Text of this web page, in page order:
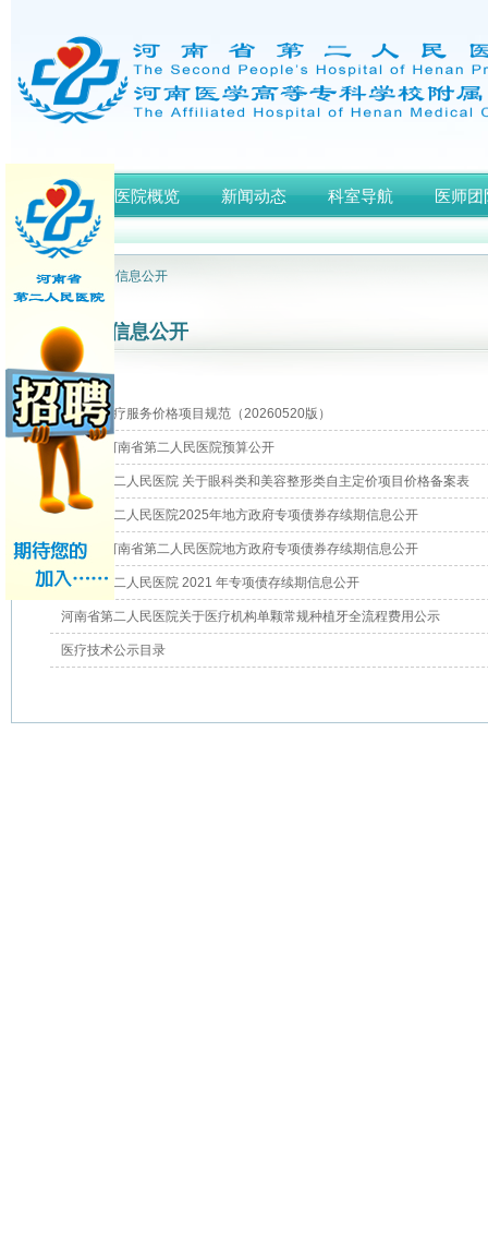
首页 医院概览 新闻动态 科室导航 医师团
网站首页 > 信息公开
信息公开
河南省医疗服务价格项目规范（20260520版）
2026年河南省第二人民医院预算公开
河南省第二人民医院 关于眼科类和美容整形类自主定价项目价格备案表
河南省第二人民医院2025年地方政府专项债券存续期信息公开
2024年河南省第二人民医院地方政府专项债券存续期信息公开
河南省第二人民医院 2021 年专项债存续期信息公开
河南省第二人民医院关于医疗机构单颗常规种植牙全流程费用公示
医疗技术公示目录